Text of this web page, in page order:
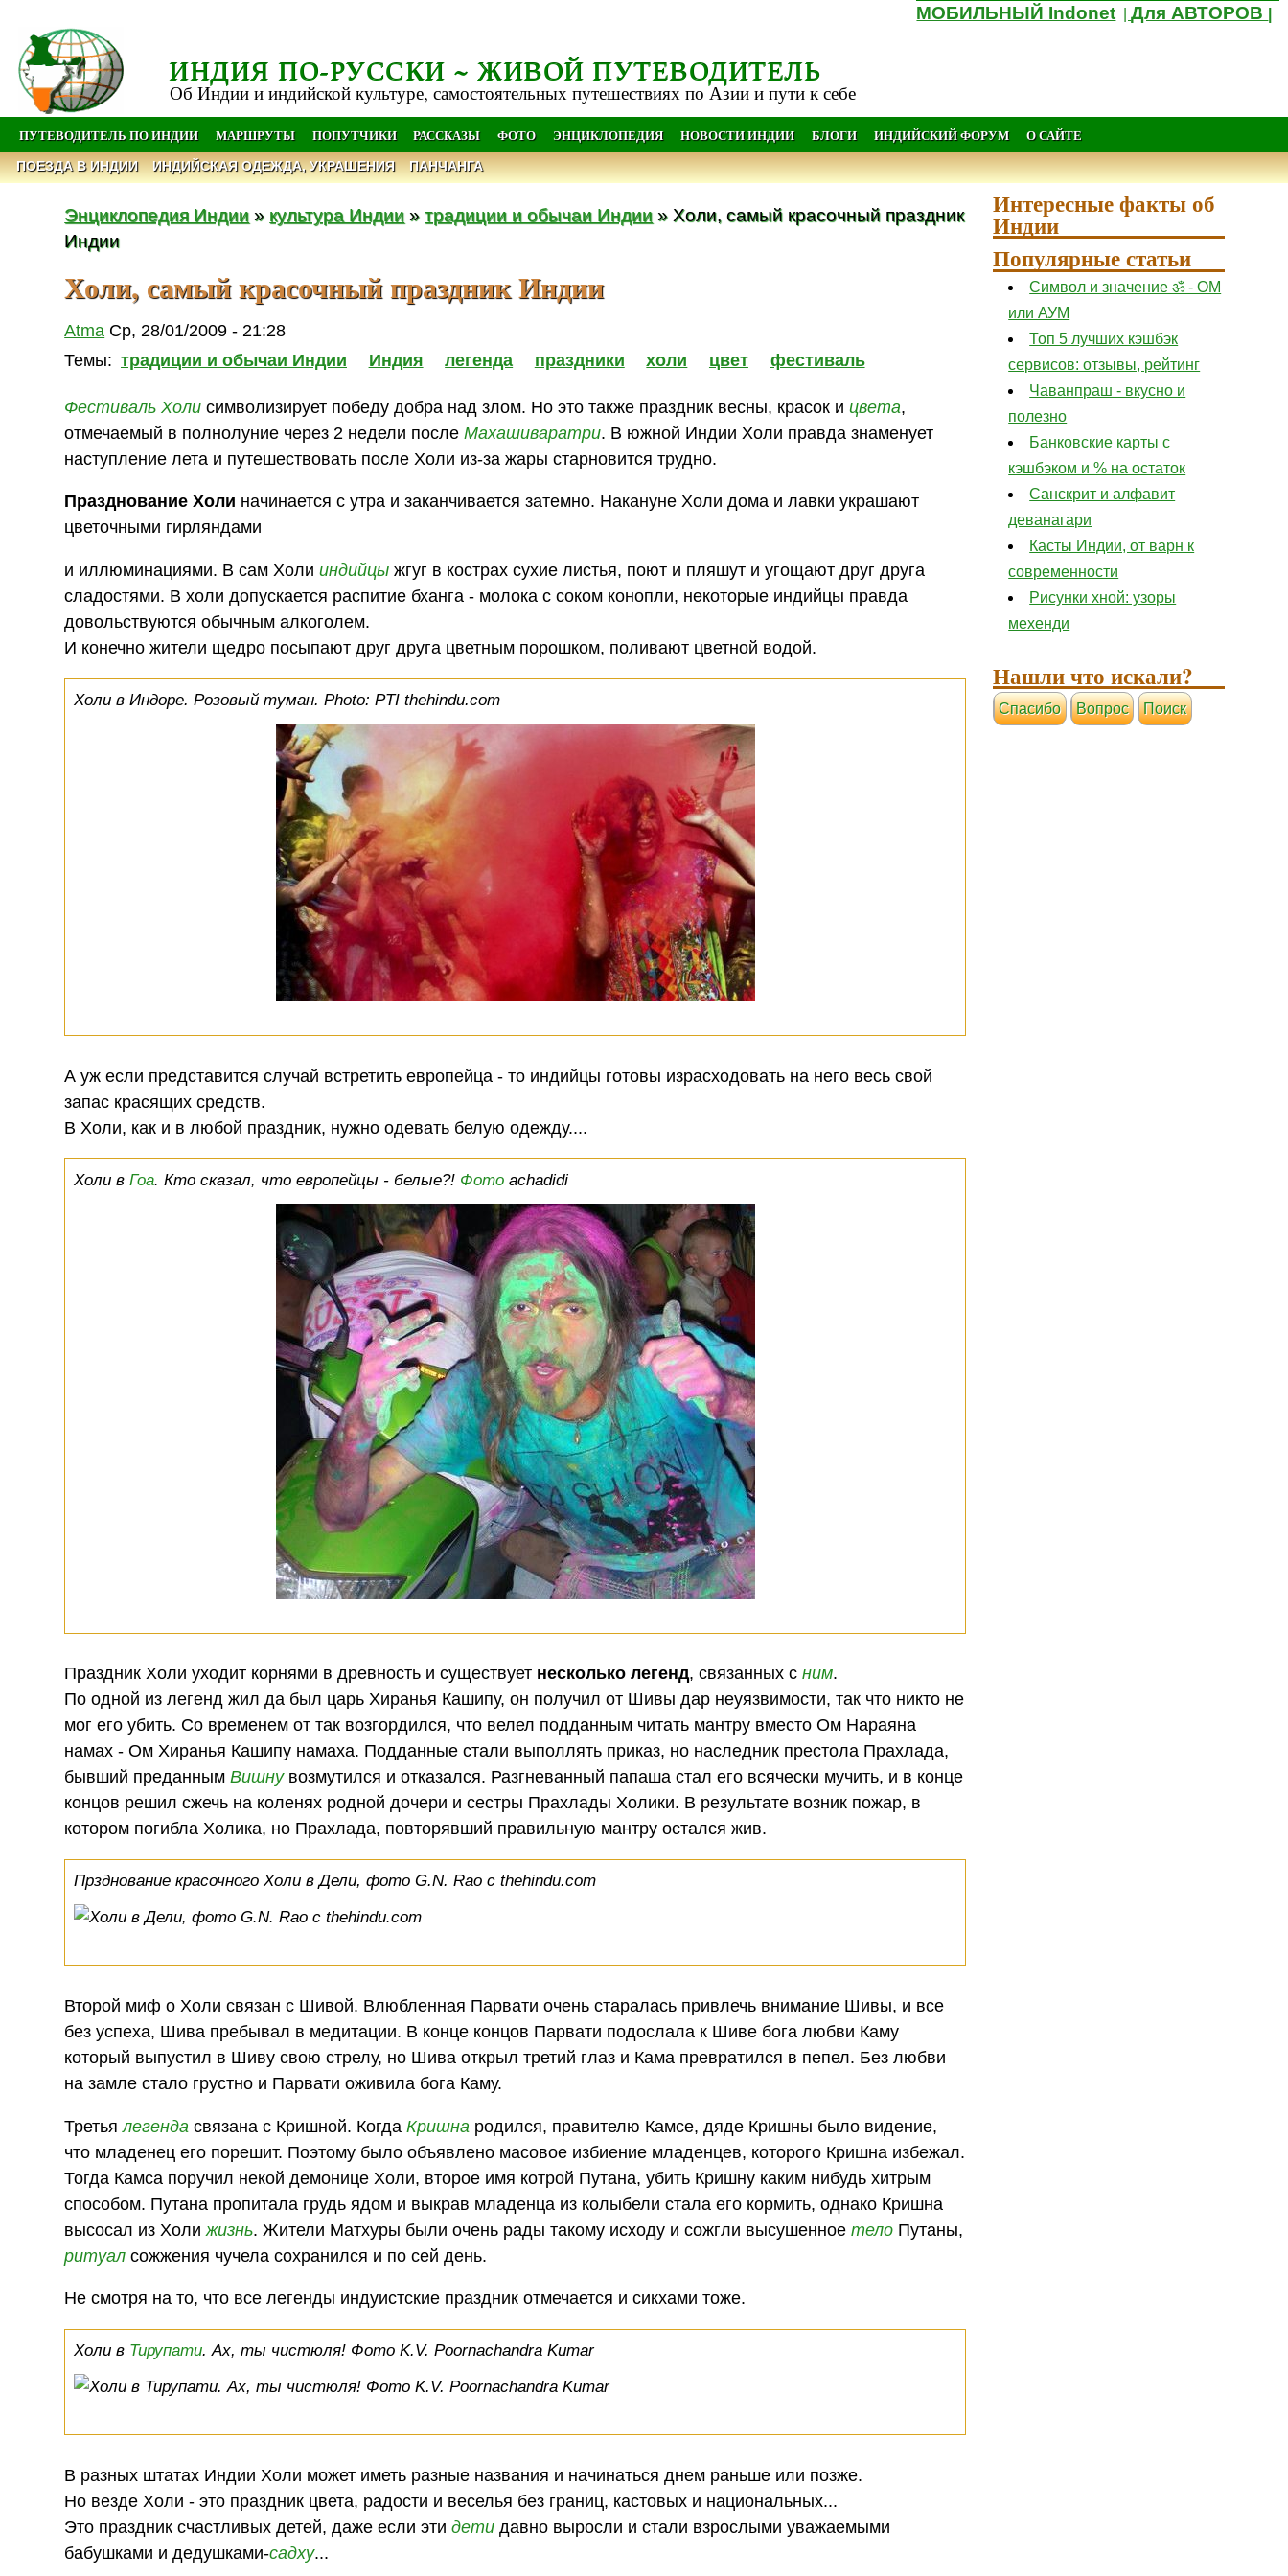
МОБИЛЬНЫЙ Indonet |Для АВТОРОВ
ИНДИЯ ПО-РУССКИ ~ ЖИВОЙ ПУТЕВОДИТЕЛЬ
Об Индии и индийской культуре, самостоятельных путешествиях по Азии и пути к себе
ПУТЕВОДИТЕЛЬ ПО ИНДИИ МАРШРУТЫ ПОПУТЧИКИ РАССКАЗЫ ФОТО ЭНЦИКЛОПЕДИЯ НОВОСТИ ИНДИИ БЛОГИ ИНДИЙСКИЙ ФОРУМ О САЙТЕ
ПОЕЗДА В ИНДИИ ИНДИЙСКАЯ ОДЕЖДА, УКРАШЕНИЯ ПАНЧАНГА
Энциклопедия Индии » культура Индии »традиции и обычаи Индии » Холи, самый красочный праздник
Индии
Холи, самый красочный праздник Индии
Atma Ср, 28/01/2009 - 21:28
Темы: традиции и обычаи Индии Индия легенда праздники холи цвет фестиваль
Фестиваль Холи символизирует победу добра над злом. Но это также праздник весны, красок ицвета,
отмечаемый в полнолуние через 2 недели послеМахашиваратри. В южной Индии Холи правда знаменует
наступление лета и путешествовать после Холи из-за жары старновится трудно.
Празднование Холи начинается с утра и заканчивается затемно. Накануне Холи дома и лавки украшают
цветочными гирляндами
и иллюминациями. В сам Холииндийцы жгуг в кострах сухие листья, поют и пляшут и угощают друг друга
сладостями. В холи допускается распитие бханга - молока с соком конопли, некоторые индийцы правда
довольствуются обычным алкоголем.
И конечно жители щедро посыпают друг друга цветным порошком, поливают цветной водой.
Холи в Индоре. Розовый туман. Photo: PTI thehindu.com
А уж если представится случай встретить европейца - то индийцы готовы израсходовать на него весь свой
запас красящих средств.
В Холи, как и в любой праздник, нужно одевать белую одежду....
Холи в Гоа. Кто сказал, что европейцы - белые?! Фотоachadidi
Праздник Холи уходит корнями в древность и существует несколько легенд, связанных сним.
По одной из легенд жил да был царь Хиранья Кашипу, он получил от Шивы дар неуязвимости, так что никто не
мог его убить. Со временем от так возгордился, что велел подданным читать мантру вместо Ом Нараяна
намах - Ом Хиранья Кашипу намаха. Подданные стали выполлять приказ, но наследник престола Прахлада,
бывший преданнымВишнувозмутился и отказался. Разгневанный папаша стал его всячески мучить, и в конце
концов решил сжечь на коленях родной дочери и сестры Прахлады Холики. В результате возник пожар, в
котором погибла Холика, но Прахлада, повторявший правильную мантру остался жив.
Прзднование красочного Холи в Дели, фото G.N. Rao с thehindu.com
Второй миф о Холи связан с Шивой. Влюбленная Парвати очень старалась привлечь внимание Шивы, и все
без успеха, Шива пребывал в медитации. В конце концов Парвати подослала к Шиве бога любви Каму
который выпустил в Шиву свою стрелу, но Шива открыл третий глаз и Кама превратился в пепел. Без любви
на замле стало грустно и Парвати оживила бога Каму.
Третьялегенда связана с Кришной. КогдаКришна родился, правителю Камсе, дяде Кришны было видение,
что младенец его порешит. Поэтому было объявлено масовое избиение младенцев, которого Кришна избежал.
Тогда Камса поручил некой демонице Холи, второе имя котрой Путана, убить Кришну каким нибудь хитрым
способом. Путана пропитала грудь ядом и выкрав младенца из колыбели стала его кормить, однако Кришна
высосал из Холижизнь. Жители Матхуры были очень рады такому исходу и сожгли высушенноетело Путаны,
ритуал сожжения чучела сохранился и по сей день.
Не смотря на то, что все легенды индуистские праздник отмечается и сикхами тоже.
Холи в Тирупати. Ах, ты чистюля! Фото K.V. Poornachandra Kumar
В разных штатах Индии Холи может иметь разные названия и начинаться днем раньше или позже.
Но везде Холи - это праздник цвета, радости и веселья без границ, кастовых и национальных...
Это праздник счастливых детей, даже если этидети давно выросли и стали взрослыми уважаемыми
бабушками и дедушками-садху...
Интересные факты об
Индии
Популярные статьи
Символ и значение ॐ - ОМ
или АУМ
Топ 5 лучших кэшбэк
сервисов: отзывы, рейтинг
Чаванпраш - вкусно и
полезно
Банковские карты с
кэшбэком и % на остаток
Санскрит и алфавит
деванагари
Касты Индии, от варн к
современности
Рисунки хной: узоры
мехенди
Нашли что искали?
Cпасибо Вопрос Поиск